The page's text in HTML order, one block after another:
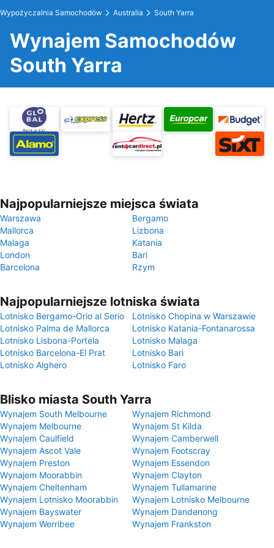
Wypożyczalnia Samochodów Australia South Yarra
Wynajem Samochodów
South Yarra
Najpopularniejsze miejsca świata
Warszawa
Bergamo
Mallorca
Lizbona
Malaga
Katania
London
Bari
Barcelona
Rzym
Najpopularniejsze lotniska świata
Lotnisko Bergamo-Orio al Serio
Lotnisko Chopina w Warszawie
Lotnisko Palma de Mallorca
Lotnisko Katania-Fontanarossa
Lotnisko Lisbona-Portela
Lotnisko Malaga
Lotnisko Barcelona-El Prat
Lotnisko Bari
Lotnisko Alghero
Lotnisko Faro
Blisko miasta South Yarra
Wynajem South Melbourne
Wynajem Richmond
Wynajem Melbourne
Wynajem St Kilda
Wynajem Caulfield
Wynajem Camberwell
Wynajem Ascot Vale
Wynajem Footscray
Wynajem Preston
Wynajem Essendon
Wynajem Moorabbin
Wynajem Clayton
Wynajem Cheltenham
Wynajem Tullamarine
Wynajem Lotnisko Moorabbin
Wynajem Lotnisko Melbourne
Wynajem Bayswater
Wynajem Dandenong
Wynajem Werribee
Wynajem Frankston